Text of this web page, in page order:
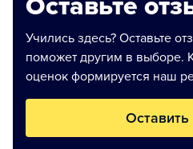
Учились здесь? Оставьте
поможет другим в выборе.
оценок формируется наш